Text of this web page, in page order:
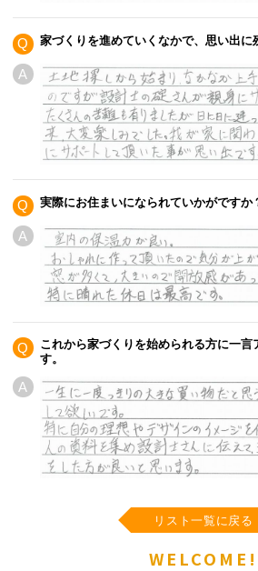
Q 家づくりを進めていくなかで、思い出に
A
Q 実際にお住まいになられていかがですか
A
Q
これから家づくりを始められる方に一言
す。
A
リスト一覧に戻る
WELCOME!